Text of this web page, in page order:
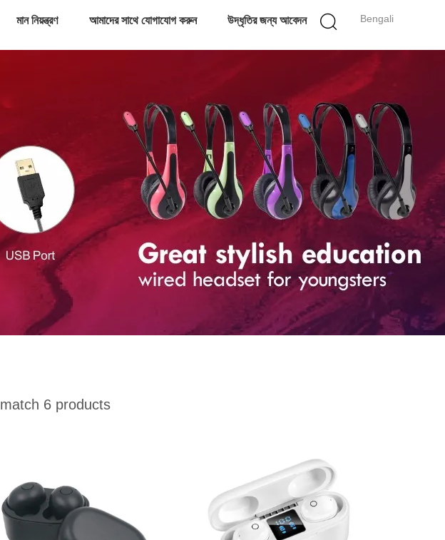
Bengali
মান নিয়ন্ত্রণ আমাদের সাথে যোগাযোগ করুন উদ্ধৃতির জন্য আবেদন
match 6 products